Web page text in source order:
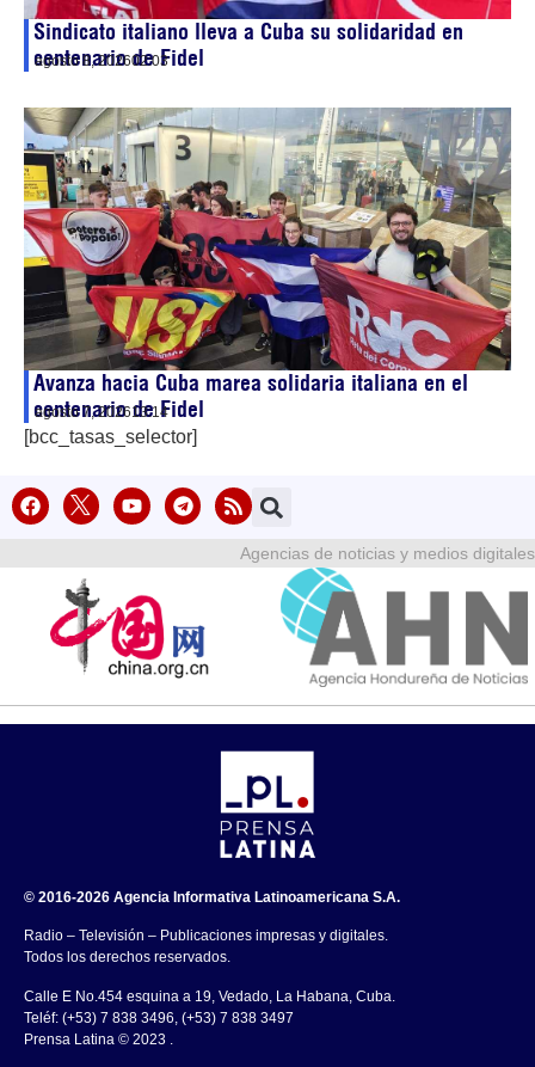
Sindicato italiano lleva a Cuba su solidaridad en
centenario de Fidel
agosto 8, 202602:03
Avanza hacia Cuba marea solidaria italiana en el
centenario de Fidel
agosto 7, 202613:14
[bcc_tasas_selector]
Agencias de noticias y medios digitales
© 2016-2026 Agencia Informativa Latinoamericana S.A.
Radio – Televisión – Publicaciones impresas y digitales.
Todos los derechos reservados.
Calle E No.454 esquina a 19, Vedado, La Habana, Cuba.
Teléf: (+53) 7 838 3496, (+53) 7 838 3497
Prensa Latina © 2023 .